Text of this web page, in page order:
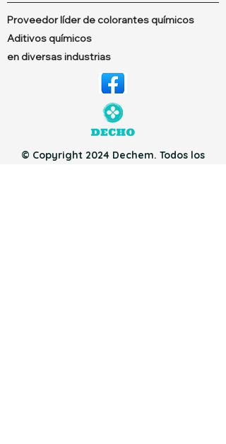
Proveedor líder de colorantes químicos
Aditivos químicos
en diversas industrias
© Copyright 2024 Dechem. Todos los